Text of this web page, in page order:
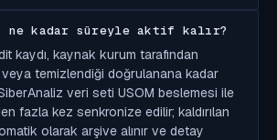
ne kadar süreyle aktif kalır?
kaydı, kaynak kurum tarafından
veya temizlendiği doğrulanana kadar
veri seti USOM beslemesi ile
fazla kez senkronize edilir; kaldırılan
olarak arşive alınır ve detay